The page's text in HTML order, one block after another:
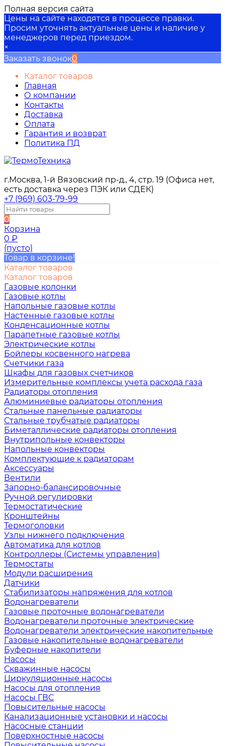
Полная версия сайта
Цены на сайте находятся в процессе правки.
Просим уточнять актуальные цены и наличие у
менеджеров перед приездом.
×
Заказать звонок0
Каталог товаров
Главная
О компании
Контакты
Доставка
Оплата
Гарантия и возврат
Политика ПД
г.Москва, 1-й Вязовский пр-д., 4, стр. 19 (Офиса нет,
есть доставка через ПЭК или СДЕК)
+7 (969) 603-79-99
0
Корзина
0 ₽
(пусто)
Товар в корзине!
Каталог товаров
Каталог товаров
Газовые колонки
Газовые котлы
Напольные газовые котлы
Настенные газовые котлы
Конденсационные котлы
Парапетные газовые котлы
Электрические котлы
Бойлеры косвенного нагрева
Счетчики газа
Шкафы для газовых счетчиков
Измерительные комплексы учета расхода газа
Радиаторы отопления
Алюминиевые радиаторы отопления
Стальные панельные радиаторы
Стальные трубчатые радиаторы
Биметаллические радиаторы отопления
Внутрипольные конвекторы
Напольные конвекторы
Комплектующие к радиаторам
Аксессуары
Вентили
Запорно-балансировочные
Ручной регулировки
Термостатические
Кронштейны
Термоголовки
Узлы нижнего подключения
Автоматика для котлов
Контроллеры (Системы управления)
Термостаты
Модули расширения
Датчики
Стабилизаторы напряжения для котлов
Водонагреватели
Газовые проточные водонагреватели
Водонагреватели проточные электрические
Водонагреватели электрические накопительные
Газовые накопительные водонагреватели
Буферные накопители
Насосы
Скважинные насосы
Циркуляционные насосы
Насосы для отопления
Насосы ГВС
Повысительные насосы
Канализационные установки и насосы
Насосные станции
Поверхностные насосы